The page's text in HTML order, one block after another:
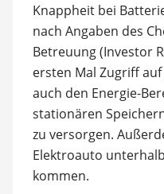
Knappheit bei
nach Angaben des
Betreuung (Investor
ersten Mal Zugriff
auch den Energie-
stationären
zu versorgen.
Elektroauto
kommen.